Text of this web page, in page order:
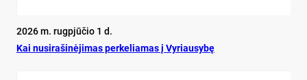
2026 m. rugpjūčio 1 d.
Kai nu­si­ra­ši­nė­ji­mas per­ke­lia­mas į Vy­riau­sy­bę